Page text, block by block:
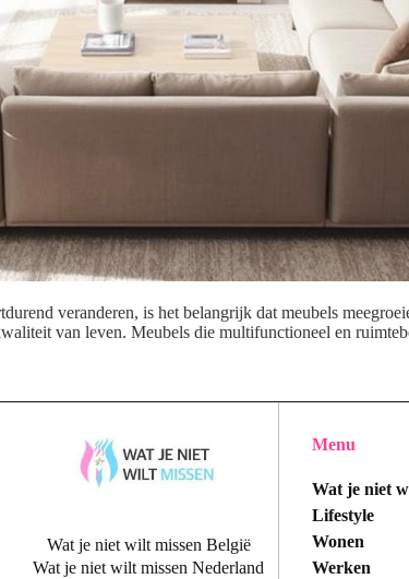
veranderen, is het belangrijk dat meubels
van leven. Meubels die multifunctioneel en
Wat je niet wilt missen België
Wat je niet wilt missen Nederland
Menu
Wat je niet
Lifestyle
Wonen
Werken